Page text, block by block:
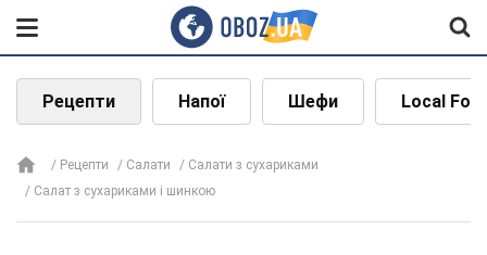
Рецепти Напої Шефи Local
Рецепти Салати
Салати з сухариками
Салат з сухариками і шинкою